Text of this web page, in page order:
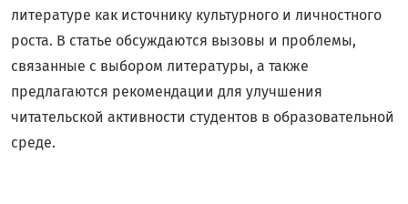
литературе как источнику культурного и личностного
роста. В статье обсуждаются вызовы и проблемы,
связанные с выбором литературы, а также
предлагаются рекомендации для улучшения
читательской активности студентов в образовательной
среде.